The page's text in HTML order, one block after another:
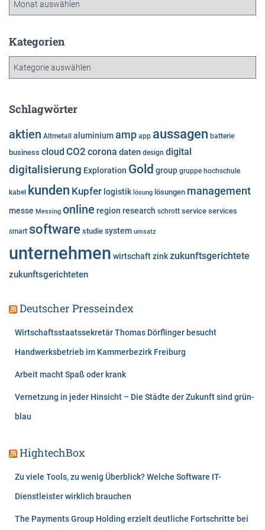
h
Kategorien
g
r
i
e
Schlagwörter
aktien Altmetall aluminiumamp app aussagen batterie
business cloud CO2 corona daten design digital
digitalisierung Exploration Gold group gruppe hochschule
kabel kunden Kupfer logistik lösung lösungen management
messe Messing online region research schrott service services
smart software studie system umsatz
unternehmen wirtschaftzinkzukunftsgerichtete
zukunftsgerichteten
Deutscher Presseindex
Wirtschaftsstaatssekretär Thomas Dörflinger besucht
Handwerksbetrieb im Kammerbezirk Freiburg
Arbeit macht Spaß oder krank
Vernetzung in jeder Hinsicht – Die Städte der Zukunft sind grün-
blau
HightechBox
Zu viele Tools, zu wenig Überblick? Welche Software IT-
Dienstleister wirklich brauchen
The Payments Group Holding erzielt deutliche Fortschritte bei